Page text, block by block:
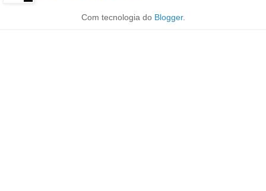
Com tecnologia do Blogger.